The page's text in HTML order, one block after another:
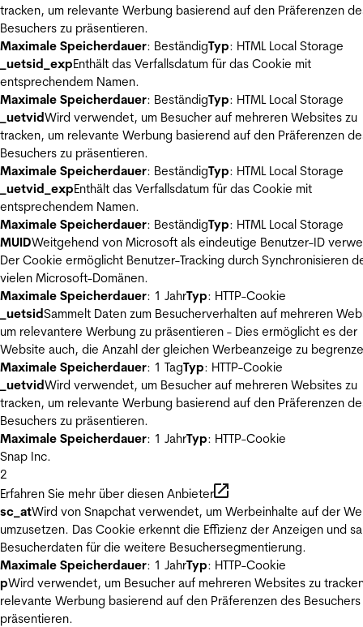
tracken, um relevante Werbung basierend auf den Präferenzen
Besuchers zu präsentieren.
Maximale Speicherdauer: BeständigTyp: HTML Local Storage
_uetsid_expEnthält das Verfallsdatum für das Cookie mit
entsprechendem Namen.
Maximale Speicherdauer: BeständigTyp: HTML Local Storage
_uetvidWird verwendet, um Besucher auf mehreren Websites zu
tracken, um relevante Werbung basierend auf den Präferenzen
Besuchers zu präsentieren.
Maximale Speicherdauer: BeständigTyp: HTML Local Storage
_uetvid_expEnthält das Verfallsdatum für das Cookie mit
entsprechendem Namen.
Maximale Speicherdauer: BeständigTyp: HTML Local Storage
MUIDWeitgehend von Microsoft als eindeutige Benutzer-ID
Der Cookie ermöglicht Benutzer-Tracking durch Synchronisieren
vielen Microsoft-Domänen.
Maximale Speicherdauer: 1 JahrTyp: HTTP-Cookie
_uetsidSammelt Daten zum Besucherverhalten auf mehreren
um relevantere Werbung zu präsentieren - Dies ermöglicht es der
Website auch, die Anzahl der gleichen Werbeanzeige zu
Maximale Speicherdauer: 1 TagTyp: HTTP-Cookie
_uetvidWird verwendet, um Besucher auf mehreren Websites zu
tracken, um relevante Werbung basierend auf den Präferenzen
Besuchers zu präsentieren.
Maximale Speicherdauer: 1 JahrTyp: HTTP-Cookie
Snap Inc.
2
Erfahren Sie mehr über diesen Anbieter
sc_atWird von Snapchat verwendet, um Werbeinhalte auf der
umzusetzen. Das Cookie erkennt die Effizienz der Anzeigen und
Besucherdaten für die weitere Besuchersegmentierung.
Maximale Speicherdauer: 1 JahrTyp: HTTP-Cookie
pWird verwendet, um Besucher auf mehreren Websites zu
relevante Werbung basierend auf den Präferenzen des Besuchers
präsentieren.